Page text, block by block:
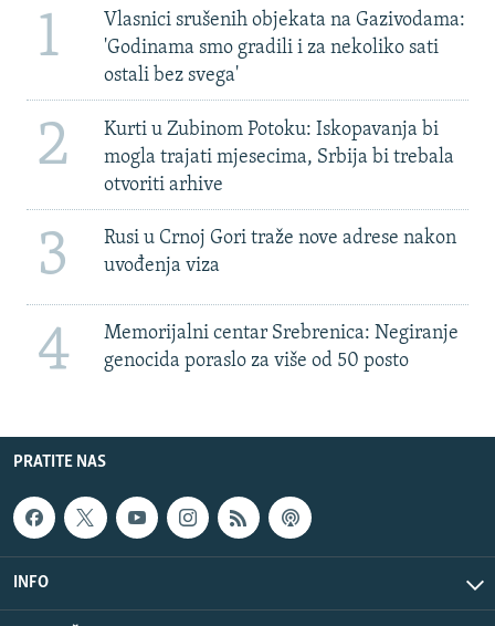
1
Vlasnici srušenih objekata na Gazivodama:
'Godinama smo gradili i za nekoliko sati
ostali bez svega'
2
Kurti u Zubinom Potoku: Iskopavanja bi
mogla trajati mjesecima, Srbija bi trebala
otvoriti arhive
3
Rusi u Crnoj Gori traže nove adrese nakon
uvođenja viza
4
Memorijalni centar Srebrenica: Negiranje
genocida poraslo za više od 50 posto
PRATITE NAS
INFO